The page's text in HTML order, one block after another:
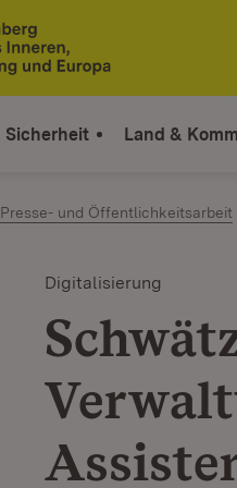
Sicherheit Land &
Presse- und Öffentlichkeitsarbeit
Digitalisierung